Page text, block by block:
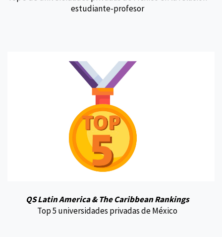
estudiante-profesor
QS Latin America & The Caribbean Rankings
Top 5 universidades privadas de México